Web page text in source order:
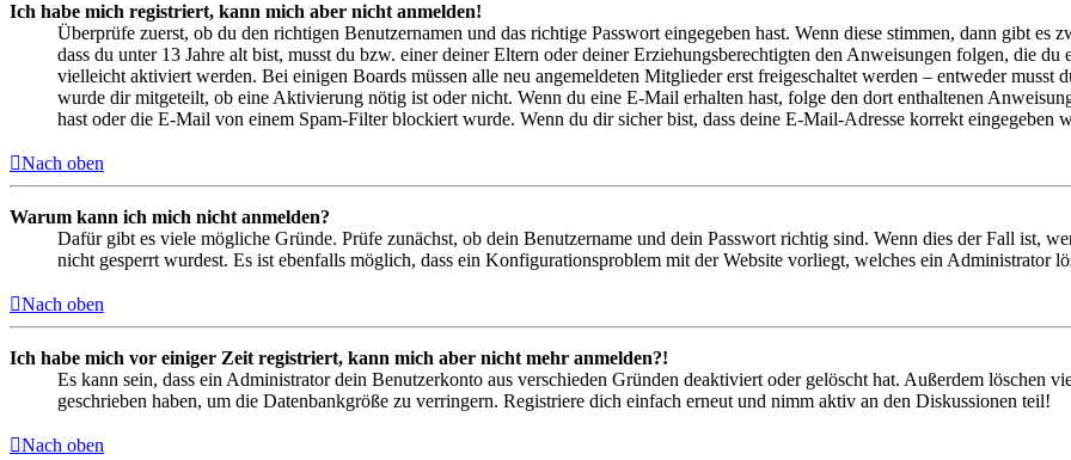
Ich habe mich registriert, kann mich aber nicht anmelden!
Überprüfe zuerst, ob du den richtigen Benutzernamen und das richtige Passwort eingegeben hast. Wenn diese stimmen, dann gibt es
dass du unter 13 Jahre alt bist, musst du bzw. einer deiner Eltern oder deiner Erziehungsberechtigten den Anweisungen folgen, die
vielleicht aktiviert werden. Bei einigen Boards müssen alle neu angemeldeten Mitglieder erst freigeschaltet werden – entweder musst
wurde dir mitgeteilt, ob eine Aktivierung nötig ist oder nicht. Wenn du eine E-Mail erhalten hast, folge den dort enthaltenen
hast oder die E-Mail von einem Spam-Filter blockiert wurde. Wenn du dir sicher bist, dass deine E-Mail-Adresse korrekt eingegeben
Nach oben
Warum kann ich mich nicht anmelden?
Dafür gibt es viele mögliche Gründe. Prüfe zunächst, ob dein Benutzername und dein Passwort richtig sind. Wenn dies der Fall ist,
nicht gesperrt wurdest. Es ist ebenfalls möglich, dass ein Konfigurationsproblem mit der Website vorliegt, welches ein Administrator
Nach oben
Ich habe mich vor einiger Zeit registriert, kann mich aber nicht mehr anmelden?!
Es kann sein, dass ein Administrator dein Benutzerkonto aus verschieden Gründen deaktiviert oder gelöscht hat. Außerdem löschen
geschrieben haben, um die Datenbankgröße zu verringern. Registriere dich einfach erneut und nimm aktiv an den Diskussionen teil!
Nach oben